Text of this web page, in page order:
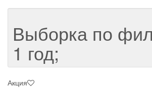
Выборка по
1 год;
Акция